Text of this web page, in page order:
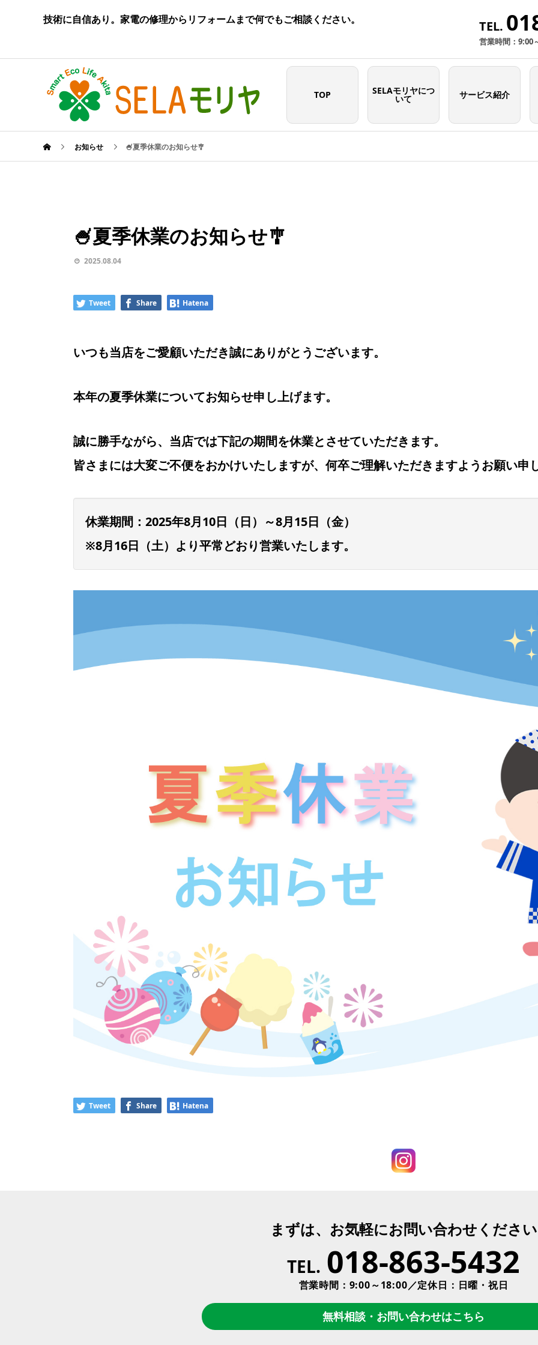
技術に自信あり。家電の修理からリフォームまで何でもご相談ください。 TEL.
営業時間：9:00
TOP SELAモリヤにつ
いて サービス紹介
お知らせ 🍧夏季休業のお知らせ🎐
🍧夏季休業のお知らせ🎐
2025.08.04
Tweet Share Hatena
いつも当店をご愛顧いただき誠にありがとうございます。
本年の夏季休業についてお知らせ申し上げます。
誠に勝手ながら、当店では下記の期間を休業とさせていただきます。
皆さまには大変ご不便をおかけいたしますが、何卒ご理解いただきますようお願い申
休業期間：2025年8月10日（日）～8月15日（金）
※8月16日（土）より平常どおり営業いたします。
Tweet Share Hatena
まずは、お気軽にお問い合わせください
TEL. 018-863-5432
営業時間：9:00～18:00／定休日：日曜・祝日
無料相談・お問い合わせはこちら